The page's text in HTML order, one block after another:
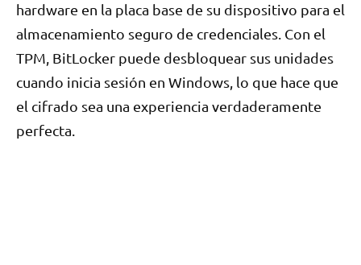
hardware en la placa base de su dispositivo para el
almacenamiento seguro de credenciales. Con el
TPM, BitLocker puede desbloquear sus unidades
cuando inicia sesión en Windows, lo que hace que
el cifrado sea una experiencia verdaderamente
perfecta.